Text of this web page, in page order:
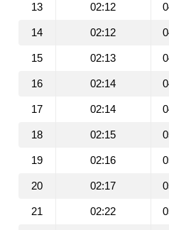
13 02:12
14 02:12
15 02:13
16 02:14
17 02:14
18 02:15
19 02:16
20 02:17
21 02:22